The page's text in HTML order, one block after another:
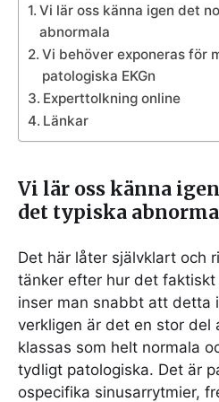
Vi lär oss känna igen det
abnormala
Vi behöver exponeras för
patologiska EKGn
Experttolkning online
Länkar
Vi lär oss känna
det typiska
Det här låter självklart och
tänker efter hur det
inser man snabbt att detta
verkligen är det en stor del
klassas som helt normala
tydligt patologiska. Det är
ospecifika sinusarrytmier,